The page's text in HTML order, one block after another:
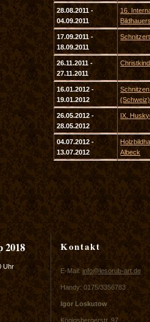
28.08.2011 -
04.09.2011
16.
17.09.2011 -
18.09.2011
26.11.2011 -
27.11.2011
16.01.2012 -
19.01.2012
(Schweiz)
26.05.2012 -
28.05.2012
IX.
04.07.2012 -
13.07.2012
Albeck
2018
Uhr
Kontakt
E-Mail: info@lesorub-art.de
Handy: 0175/3356783
Igor Loskutow
Königsbergerstr. 97